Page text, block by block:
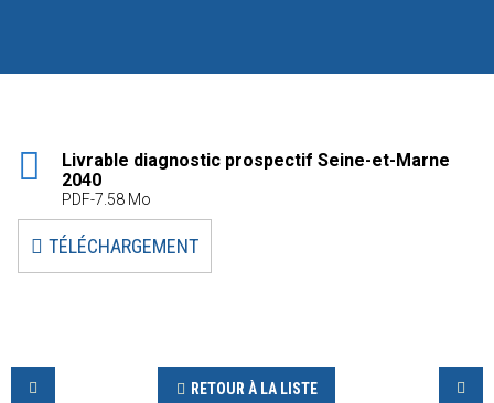
Livrable diagnostic prospectif Seine-et-Marne
2040
PDF-7.58 Mo
TÉLÉCHARGEMENT
RETOUR À LA LISTE